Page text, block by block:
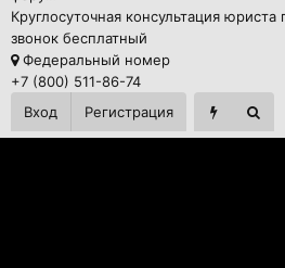
Круглосуточная консультация
звонок бесплатный
Федеральный номер
+7 (800) 511-86-74
Вход
Регистрация